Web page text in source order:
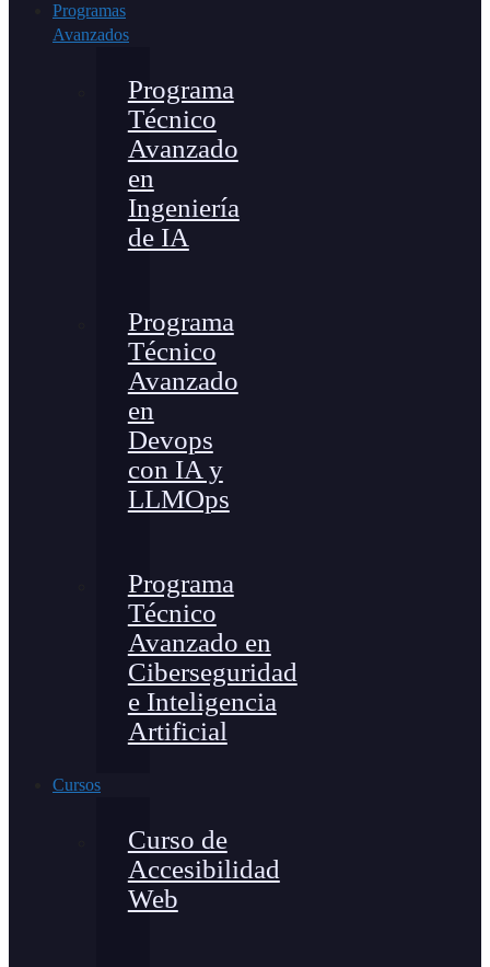
Programas
Avanzados
Programa
Técnico
Avanzado
en
Ingeniería
de IA
Programa
Técnico
Avanzado
en
Devops
con IA y
LLMOps
Programa
Técnico
Avanzado en
Ciberseguridad
e Inteligencia
Artificial
Cursos
Curso de
Accesibilidad
Web